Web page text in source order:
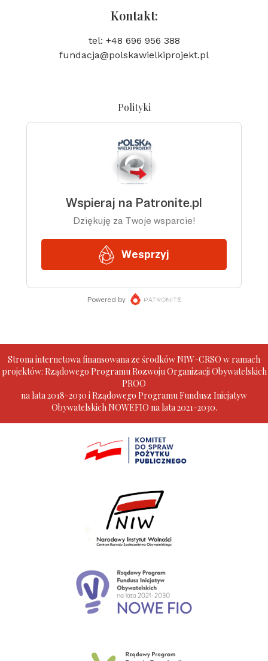
Kontakt:
tel: +48 696 956 388
fundacja@polskawielkiprojekt.pl
Polityki
Strona internetowa finansowana ze środków NIW-CRSO w ramach
projektów: Rządowego Programu Rozwoju Organizacji Obywatelskich
PROO
na lata 2018-2030 i Rządowego Programu Fundusz Inicjatyw
Obywatelskich NOWEFIO na lata 2021-2030.